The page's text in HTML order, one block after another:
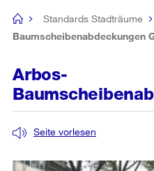
Navigation
[no
title]
Standards Stadträume
Baumscheibenabdeckungen
Arbos-
Seite vorlesen